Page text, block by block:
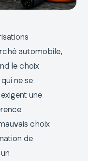
automobile,
le choix
ne se
une
choix
de